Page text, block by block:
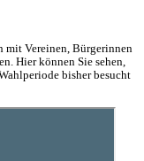
mit Vereinen, Bürgerinnen
Hier können Sie sehen,
bisher besucht